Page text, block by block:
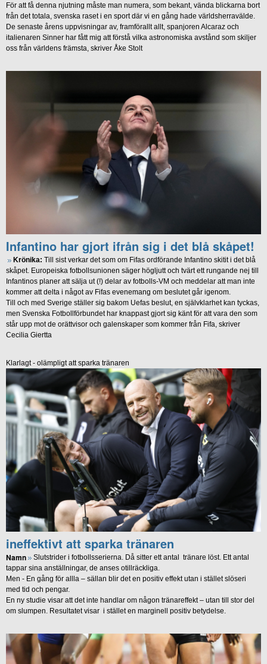
För att få denna njutning måste man numera, som bekant, vända blickarna bort
från det totala, svenska raset i en sport där vi en gång hade världsherravälde.
De senaste årens uppvisningar av, framförallt allt, spanjoren Alcaraz och
italienaren Sinner har fått mig att förstå vilka astronomiska avstånd som skiljer
oss från världens främsta, skriver Åke Stolt
Infantino har gjort ifrån sig i det blå skåpet!
Krönika: Till sist verkar det som om Fifas ordförande Infantino skitit i det blå
skåpet. Europeiska fotbollsunionen säger högljutt och tvärt ett rungande nej till
Infantinos planer att sälja ut (!) delar av fotbolls-VM och meddelar att man inte
kommer att delta i något av Fifas evenemang om beslutet går igenom.
Till och med Sverige ställer sig bakom Uefas beslut, en självklarhet kan tyckas,
men Svenska Fotbollförbundet har knappast gjort sig känt för att vara den som
står upp mot de orättvisor och galenskaper som kommer från Fifa, skriver
Cecilia Giertta
Klarlagt - olämpligt att sparka tränaren
ineffektivt att sparka tränaren
Namn
Slutstrider i fotbollsserierna. Då sitter ett antal tränare löst. Ett antal
tappar sina anställningar, de anses otillräckliga.
Men - En gång för allla – sällan blir det en positiv effekt utan i stället slöseri
med tid och pengar.
En ny studie visar att det inte handlar om någon tränareffekt – utan till stor del
om slumpen. Resultatet visar i stället en marginell positiv betydelse.